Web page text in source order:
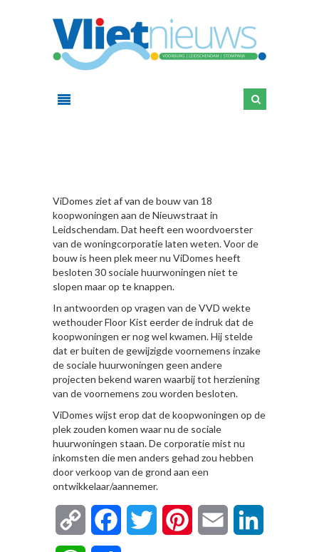
ViDomes ziet af van de bouw van 18
koopwoningen aan de Nieuwstraat in
Leidschendam. Dat heeft een woordvoerster
van de woningcorporatie laten weten. Voor de
bouw is heen plek meer nu ViDomes heeft
besloten 30 sociale huurwoningen niet te
slopen maar op te knappen.
In antwoorden op vragen van de VVD wekte
wethouder Floor Kist eerder de indruk dat de
koopwoningen er nog wel kwamen. Hij stelde
dat er buiten de gewijzigde voornemens inzake
de sociale huurwoningen geen andere
projecten bekend waren waarbij tot herziening
van de voornemens zou worden besloten.
ViDomes wijst erop dat de koopwoningen op de
plek zouden komen waar nu de sociale
huurwoningen staan. De corporatie mist nu
inkomsten die men anders gehad zou hebben
door verkoop van de grond aan een
ontwikkelaar/aannemer.
Copy FacebookTwitter Pinterest Email